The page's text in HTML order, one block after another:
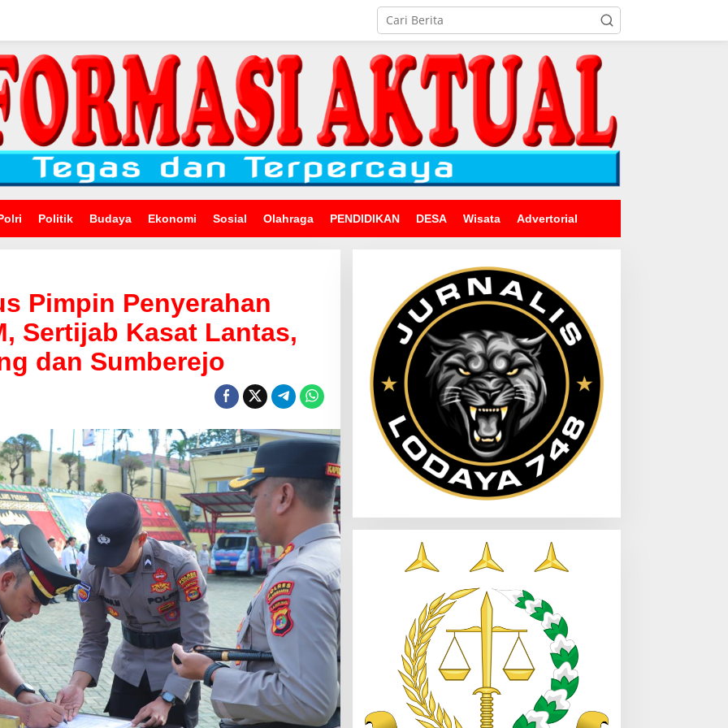
Politik Budaya Ekonomi Sosial Olahraga PENDIDIKAN DESA Wisata Advertorial
Pimpin Penyerahan
Sertijab Kasat Lantas,
dan Sumberejo